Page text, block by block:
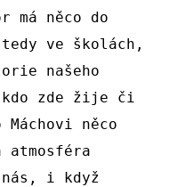
něco do
ve školách,
našeho
zde žije či
něco
nás, i když